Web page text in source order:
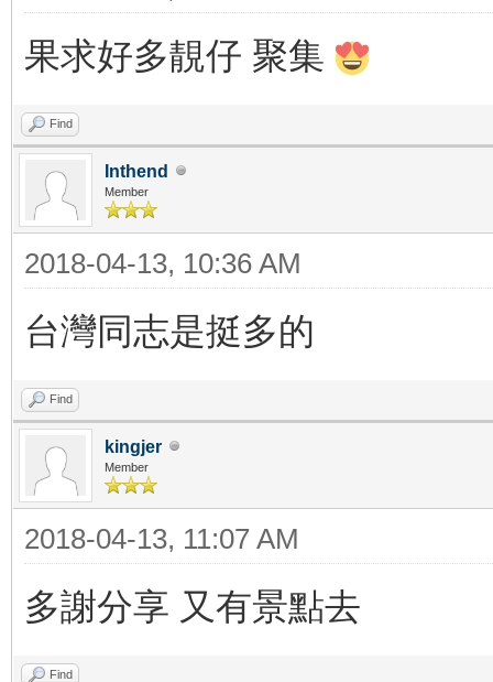
果求好多靚仔 聚集
Find
Inthend
Member
2018-04-13, 10:36 AM
台灣同志是挺多的
Find
kingjer
Member
2018-04-13, 11:07 AM
多謝分享 又有景點去
Find